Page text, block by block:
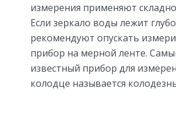
измерения применяют
Если зеркало воды лежит
рекомендуют опускать
прибор на мерной ленте.
известный прибор для
колодце называется